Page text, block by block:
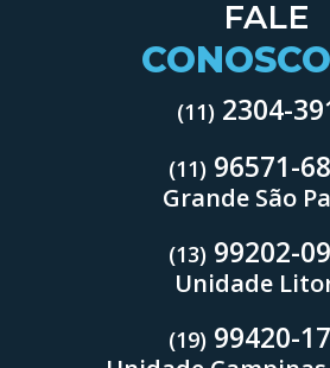
FALE
(11) 2304-
(11) 96571-
Grande São
(13) 99202-
Unidade
(19) 99420-